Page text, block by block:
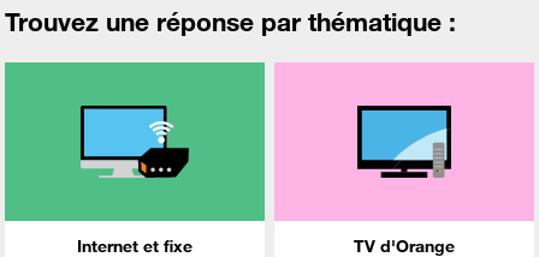
Trouvez une réponse par thématique :
Internet et fixe TV d'Orange